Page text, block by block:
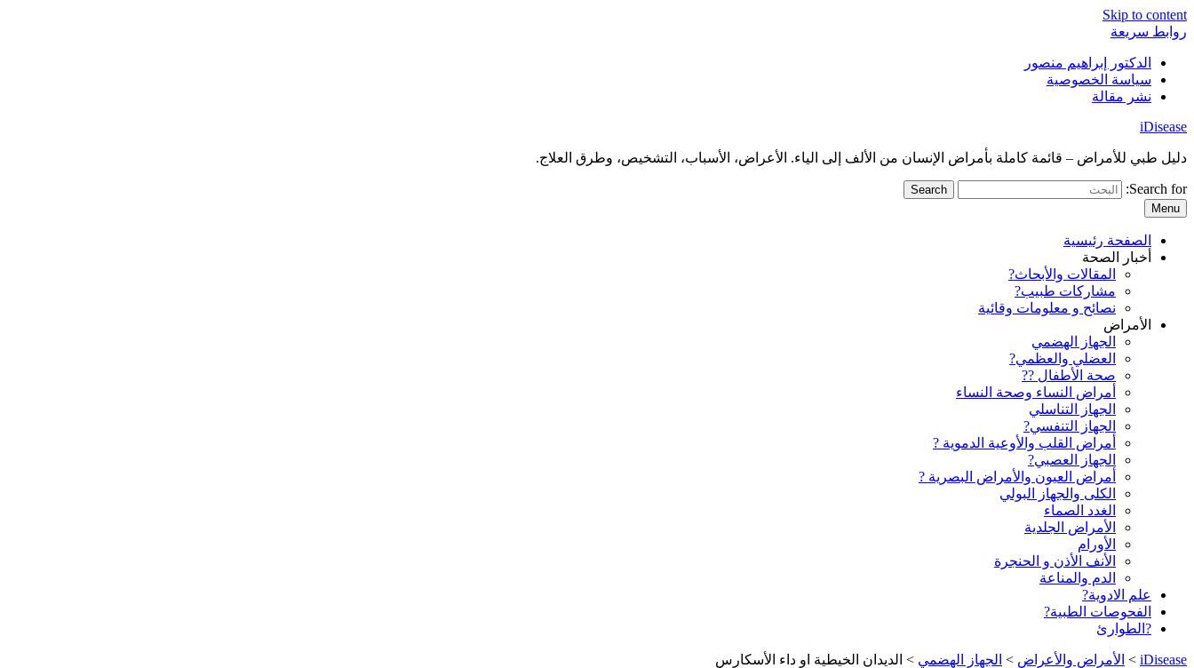
Skip to content
روابط سريعة
الدكتور إبراهيم منصور
سياسة الخصوصية
نشر مقالة
iDisease
دليل طبي للأمراض – قائمة كاملة بأمراض الإنسان من الألف إلى الياء. الأعراض، الأسباب، التشخيص، وطرق العلاج.
Search for:
Menu
الصفحة رئيسية
أخبار الصحة
المقالات والأبحاث?
مشاركات طبيب?
نصائح و معلومات وقائية
الأمراض
الجهاز الهضمي
العضلي والعظمي?
صحة الأطفال ??
أمراض النساء وصحة النساء
الجهاز التناسلي
الجهاز التنفسي?
أمراض القلب والأوعية الدموية ?
الجهاز العصبي?
أمراض العيون والأمراض البصرية ?️
الكلى والجهاز البولي
الغدد الصماء
الأمراض الجلدية
الأورام
الأنف الأذن و الحنجرة
الدم والمناعة
علم الادوية?
الفحوصات الطبية?
?الطوارئ
iDisease
> الأمراض والأعراض > الجهاز الهضمي > الديدان الخيطية او داء الأسكارس